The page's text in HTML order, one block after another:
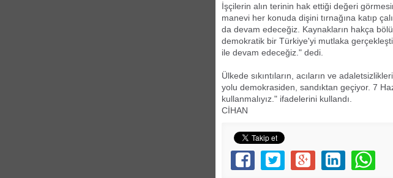
İşçilerin alın terinin hak ettiği değeri
manevi her konuda dişini tırnağına katıp
da devam edeceğiz. Kaynakların hakça
demokratik bir Türkiye'yi mutlaka
ile devam edeceğiz." dedi.
Ülkede sıkıntıların, acıların ve
yolu demokrasiden, sandıktan geçiyor. 7
kullanmalıyız." ifadelerini kullandı.
CİHAN